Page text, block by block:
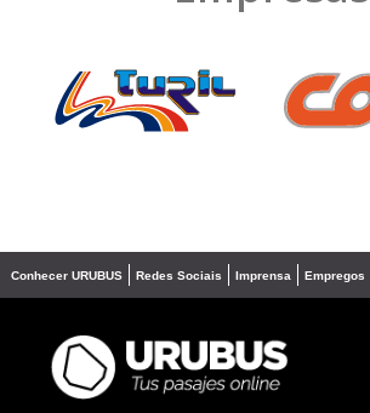
❮
Conhecer URUBUS Redes Sociais Imprensa Empregos